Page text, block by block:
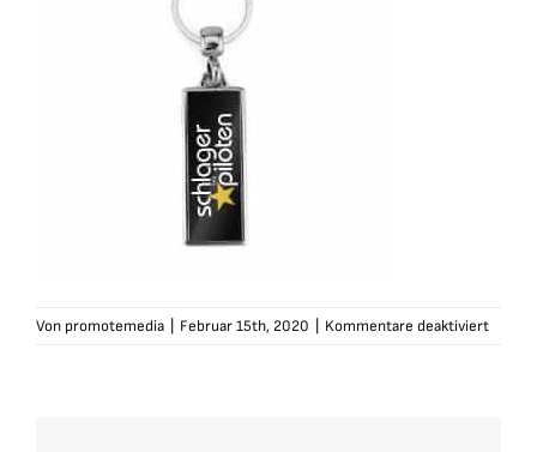
Von promotemedia Februar 15th, 2020 Kommentare deaktiviertfür